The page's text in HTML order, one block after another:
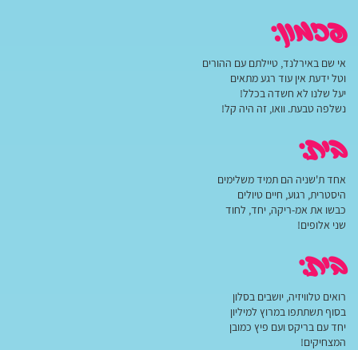
פזמון:
אי שם באירלנד, טיילתם עם ההורים
וטל ידעת אין עוד רגע מתאים
יעל שלנו לא חשדה בכלל!
נשלפה טבעת. וואו, זה היה קל!
בית:
אחד ת'שניה הם תמיד משלימים
היסטרית, רגוע, חיים טיולים
כבשו את אמ-ריקה, יחד, לחוד
שני אלופים!
בית:
רואים טלוויזיה, יושבים בסלון
בסוף תשתתפו במרוץ למיליון
יחד עם בריקס ועם פיץ כמובן
המצחיקים!